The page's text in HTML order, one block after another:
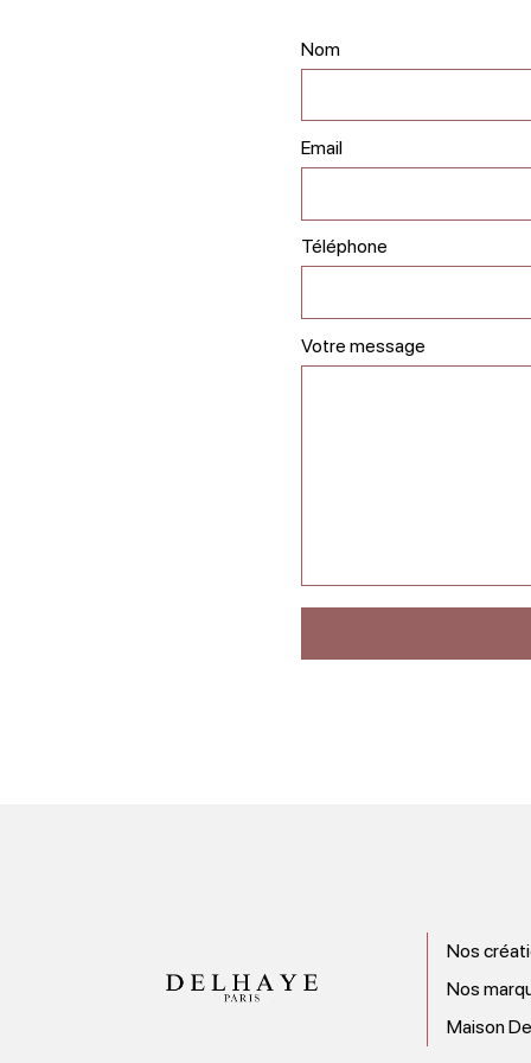
Nom
Email
Téléphone
Votre message
Nos
Nos
Maison